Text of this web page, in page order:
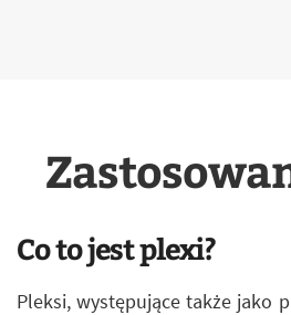
Co to jest plexi?
Pleksi, występujące także jako